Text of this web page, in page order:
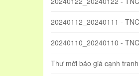
20240112_20240111 -
20240110_20240110 -
Thư mời báo giá cạnh